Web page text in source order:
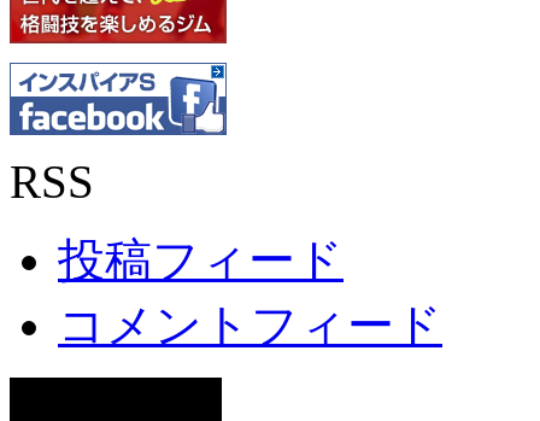
RSS
投稿フィード
コメントフィード